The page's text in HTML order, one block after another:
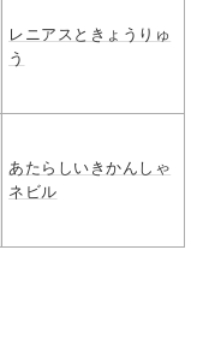
レニアスときょうりゅ
う
あたらしいきかんしゃ
ネビル